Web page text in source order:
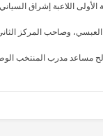
اللاعبة إشراق
وصاحب المركز
مساعد مدرب المنتخب